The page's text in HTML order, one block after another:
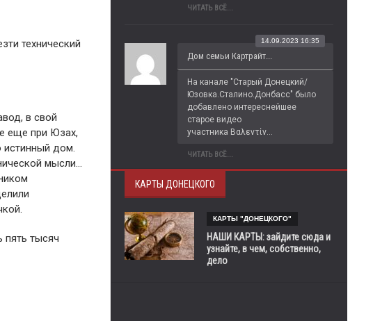
технический
в свой
еще при Юзах,
истинный дом.
мысли…
пять тысяч
ЧИТАТЬ ВСЁ...
Дом семьи Картрайт...
14.09.2023 16:35
На канале "Старый Донецкий/
Юзовка.Сталино.Донбасс" было
добавлено интереснейшее
старое видео
участника Βαλεντίν...
ЧИТАТЬ ВСЁ...
КАРТЫ ДОНЕЦКОГО
КАРТЫ "ДОНЕЦКОГО"
НАШИ КАРТЫ: зайдите сюда и
узнайте, в чем, собственно,
дело